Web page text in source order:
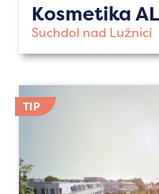
Kosmetika
Suchdol nad Lužnicí